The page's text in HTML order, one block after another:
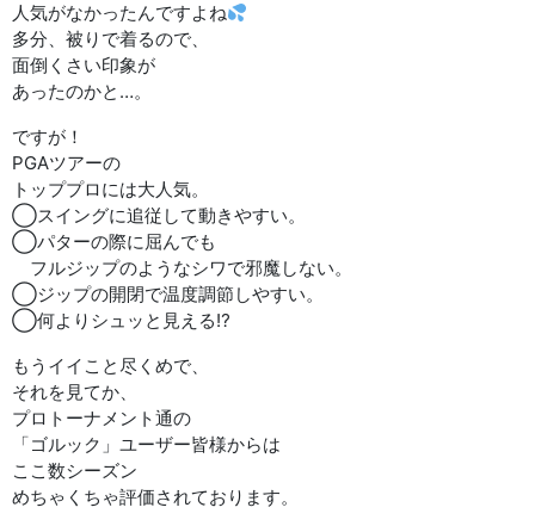
人気がなかったんですよね
多分、被りで着るので、
面倒くさい印象が
あったのかと…。
ですが！
PGAツアーの
トッププロには大人気。
◯スイングに追従して動きやすい。
◯パターの際に屈んでも
フルジップのようなシワで邪魔しない。
◯ジップの開閉で温度調節しやすい。
◯何よりシュッと見える⁉︎
もうイイこと尽くめで、
それを見てか、
プロトーナメント通の
「ゴルック」ユーザー皆様からは
ここ数シーズン
めちゃくちゃ評価されております。